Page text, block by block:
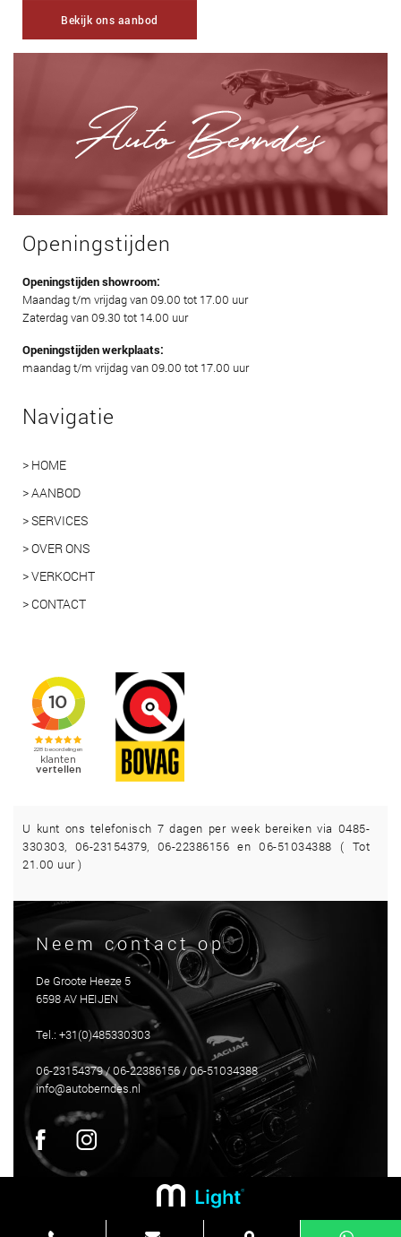
Bekijk ons aanbod
Openingstijden
Openingstijden showroom:
Maandag t/m vrijdag van 09.00 tot 17.00 uur
Zaterdag van 09.30 tot 14.00 uur
Openingstijden werkplaats:
maandag t/m vrijdag van 09.00 tot 17.00 uur
Navigatie
> HOME
> AANBOD
> SERVICES
> OVER ONS
> VERKOCHT
> CONTACT
U kunt ons telefonisch 7 dagen per week bereiken via 0485-
330303, 06-23154379, 06-22386156 en 06-51034388 ( Tot
21.00 uur )
Neem contact op
De Groote Heeze 5
6598 AV HEIJEN
Tel.: +31(0)485330303
06-23154379 / 06-22386156 / 06-51034388
info@autoberndes.nl